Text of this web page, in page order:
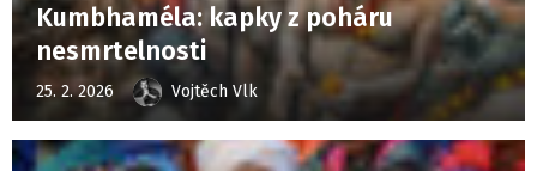
Kumbhaméla: kapky z poháru
nesmrtelnosti
25. 2. 2026 Vojtěch Vlk